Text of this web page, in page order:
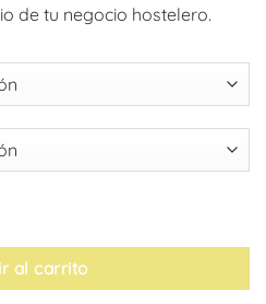
de tu negocio hostelero.
mármol de Pedrali cantidad
al carrito